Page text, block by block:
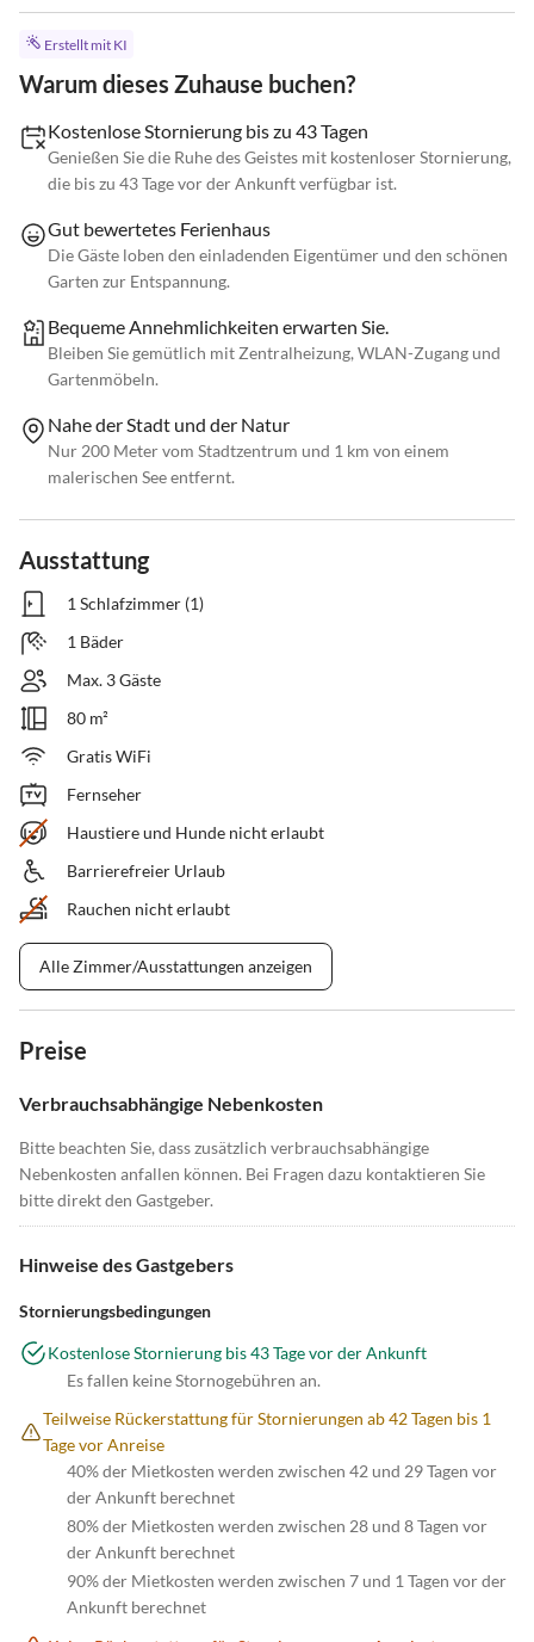
Erstellt mit KI
Warum dieses Zuhause buchen?
Kostenlose Stornierung bis zu 43 Tagen
Genießen Sie die Ruhe des Geistes mit kostenloser Stornierung,
die bis zu 43 Tage vor der Ankunft verfügbar ist.
Gut bewertetes Ferienhaus
Die Gäste loben den einladenden Eigentümer und den schönen
Garten zur Entspannung.
Bequeme Annehmlichkeiten erwarten Sie.
Bleiben Sie gemütlich mit Zentralheizung, WLAN-Zugang und
Gartenmöbeln.
Nahe der Stadt und der Natur
Nur 200 Meter vom Stadtzentrum und 1 km von einem
malerischen See entfernt.
Ausstattung
1 Schlafzimmer (1)
1 Bäder
Max. 3 Gäste
80 m²
Gratis WiFi
Fernseher
Haustiere und Hunde nicht erlaubt
Barrierefreier Urlaub
Rauchen nicht erlaubt
Alle Zimmer/Ausstattungen anzeigen
Preise
Verbrauchsabhängige Nebenkosten
Bitte beachten Sie, dass zusätzlich verbrauchsabhängige
Nebenkosten anfallen können. Bei Fragen dazu kontaktieren Sie
bitte direkt den Gastgeber.
Hinweise des Gastgebers
Stornierungsbedingungen
Kostenlose Stornierung bis 43 Tage vor der Ankunft
Es fallen keine Stornogebühren an.
Teilweise Rückerstattung für Stornierungen ab 42 Tagen bis 1
Tage vor Anreise
40% der Mietkosten werden zwischen 42 und 29 Tagen vor
der Ankunft berechnet
80% der Mietkosten werden zwischen 28 und 8 Tagen vor
der Ankunft berechnet
90% der Mietkosten werden zwischen 7 und 1 Tagen vor der
Ankunft berechnet